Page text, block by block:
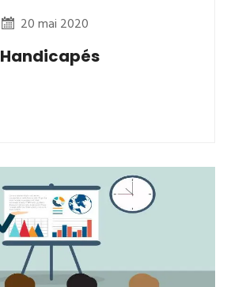
20 mai 2020
Handicapés